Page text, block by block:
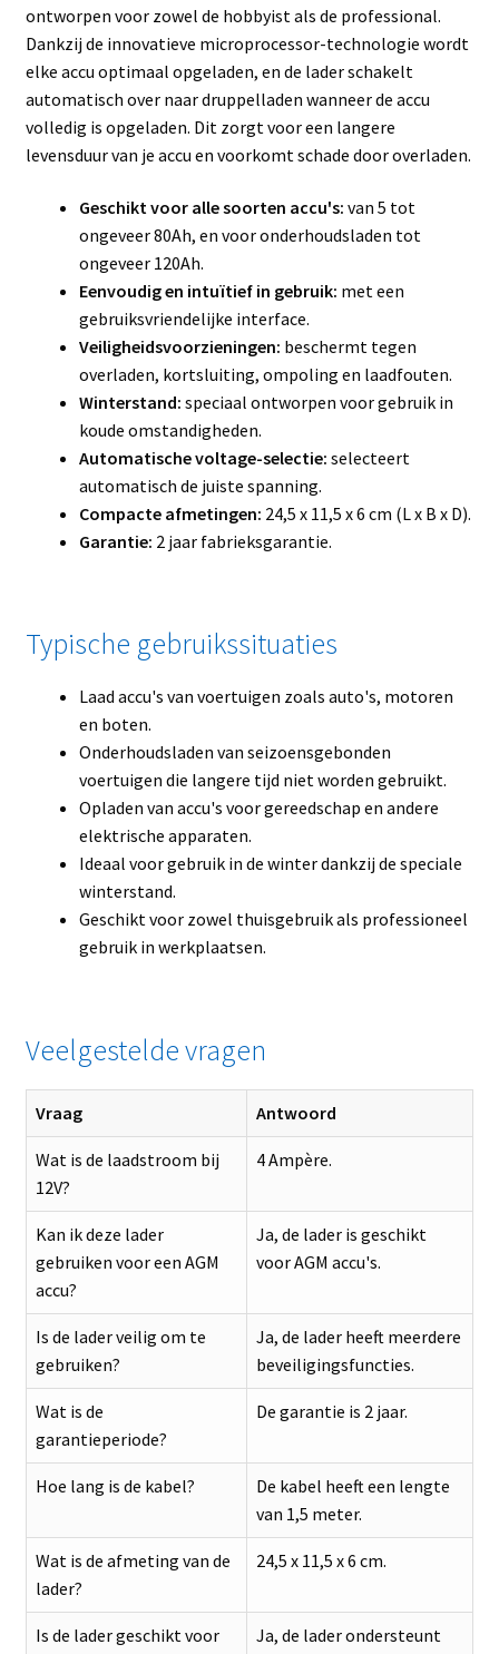
ontworpen voor zowel de hobbyist als de professional.
Dankzij de innovatieve microprocessor-technologie wordt
elke accu optimaal opgeladen, en de lader schakelt
automatisch over naar druppelladen wanneer de accu
volledig is opgeladen. Dit zorgt voor een langere
levensduur van je accu en voorkomt schade door overladen.
Geschikt voor alle soorten accu's: van 5 tot
ongeveer 80Ah, en voor onderhoudsladen tot
ongeveer 120Ah.
Eenvoudig en intuïtief in gebruik: met een
gebruiksvriendelijke interface.
Veiligheidsvoorzieningen: beschermt tegen
overladen, kortsluiting, ompoling en laadfouten.
Winterstand: speciaal ontworpen voor gebruik in
koude omstandigheden.
Automatische voltage-selectie: selecteert
automatisch de juiste spanning.
Compacte afmetingen: 24,5 x 11,5 x 6 cm (L x B x D).
Garantie: 2 jaar fabrieksgarantie.
Typische gebruikssituaties
Laad accu's van voertuigen zoals auto's, motoren
en boten.
Onderhoudsladen van seizoensgebonden
voertuigen die langere tijd niet worden gebruikt.
Opladen van accu's voor gereedschap en andere
elektrische apparaten.
Ideaal voor gebruik in de winter dankzij de speciale
winterstand.
Geschikt voor zowel thuisgebruik als professioneel
gebruik in werkplaatsen.
Veelgestelde vragen
Vraag Antwoord
Wat is de laadstroom bij
12V?
4 Ampère.
Kan ik deze lader
gebruiken voor een AGM
accu?
Ja, de lader is geschikt
voor AGM accu's.
Is de lader veilig om te
gebruiken?
Ja, de lader heeft meerdere
beveiligingsfuncties.
Wat is de
garantieperiode?
De garantie is 2 jaar.
Hoe lang is de kabel?
De kabel heeft een lengte
van 1,5 meter.
Wat is de afmeting van de
lader?
24,5 x 11,5 x 6 cm.
Is de lader geschikt voor
Ja, de lader ondersteunt